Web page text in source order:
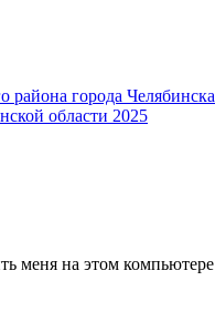
района города Челябинска
области 2025
меня на этом компьютере